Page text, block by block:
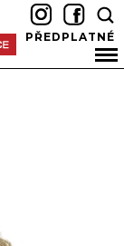
PŘEDPLATNÉ